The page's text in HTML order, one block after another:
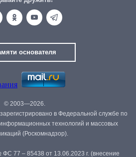
основателя
© 2003—2026.
в Федеральной службе по
технологий и массовых
(Роскомнадзор).
77 – 85438 от 13.06.2023 г. (внесение